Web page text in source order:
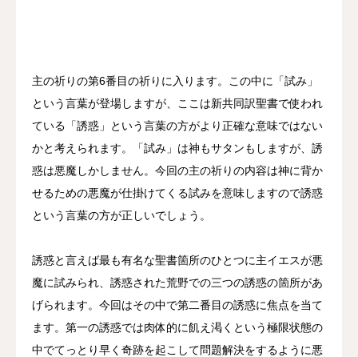
主の祈りの第6番目の祈りに入ります。この中に「試み」
という言葉が登場しますが、ここは新共同訳聖書で使われ
ている「誘惑」という言葉の方がより正確な意味ではない
かと考えられます。「試み」は神もサタンもしますが、誘
惑は悪魔しかしません。今回の主の祈りの内容は神に背か
せるための悪魔が仕掛けてくる試みを意味しますので誘惑
という言葉の方が正しいでしょう。
誘惑と言えば最も有名な聖書箇所のひとつに主イエスが悪
魔に試みられ、誘惑された荒野での三つの誘惑の箇所があ
げられます。今回はその中で第二番目の誘惑に焦点を当て
ます。第一の誘惑では肉体的に飢え渇くという極限状態の
中でてっとり早く奇跡を起こして問題解決をするように悪